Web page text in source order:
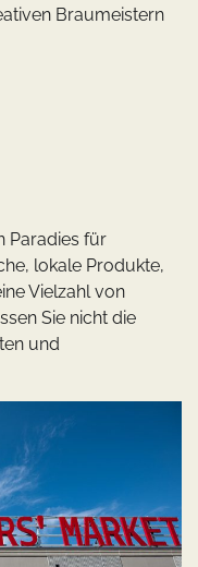
Braumeistern
Paradies für
lokale Produkte,
Vielzahl von
Sie nicht die
und